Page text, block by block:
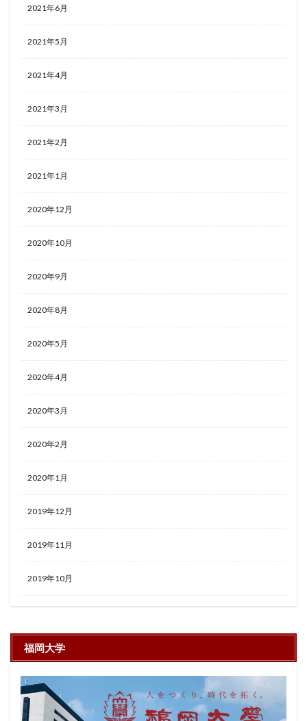
2021年6月
2021年5月
2021年4月
2021年3月
2021年2月
2021年1月
2020年12月
2020年10月
2020年9月
2020年8月
2020年5月
2020年4月
2020年3月
2020年2月
2020年1月
2019年12月
2019年11月
2019年10月
福岡大学